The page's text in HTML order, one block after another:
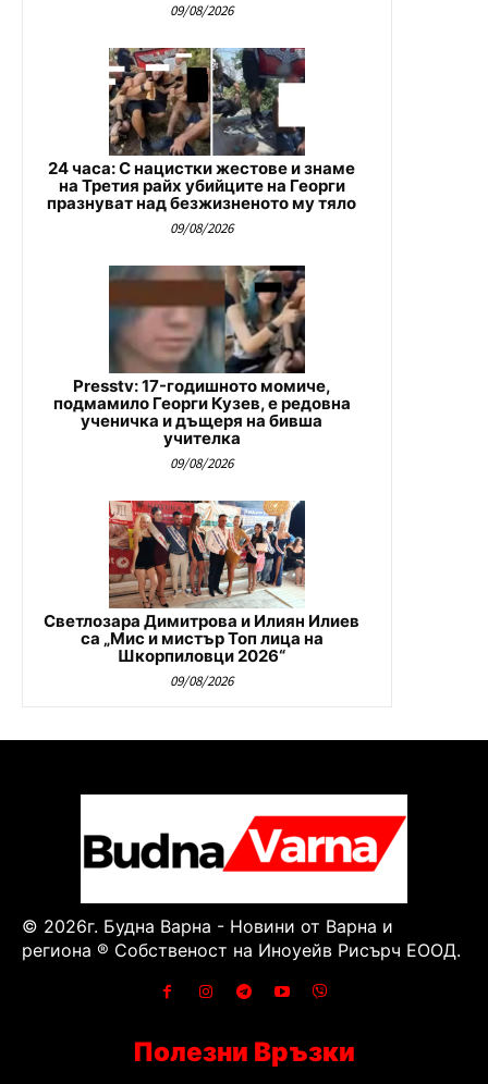
09/08/2026
24 часа: С нацистки жестове и знаме
на Третия райх убийците на Георги
празнуват над безжизненото му тяло
09/08/2026
Presstv: 17-годишното момиче,
подмамило Георги Кузев, е редовна
ученичка и дъщеря на бивша
учителка
09/08/2026
Светлозара Димитрова и Илиян Илиев
са „Мис и мистър Топ лица на
Шкорпиловци 2026“
09/08/2026
© 2026г. Будна Варна - Новини от Варна и
региона ® Собственост на Иноуейв Рисърч ЕООД.
Полезни Връзки